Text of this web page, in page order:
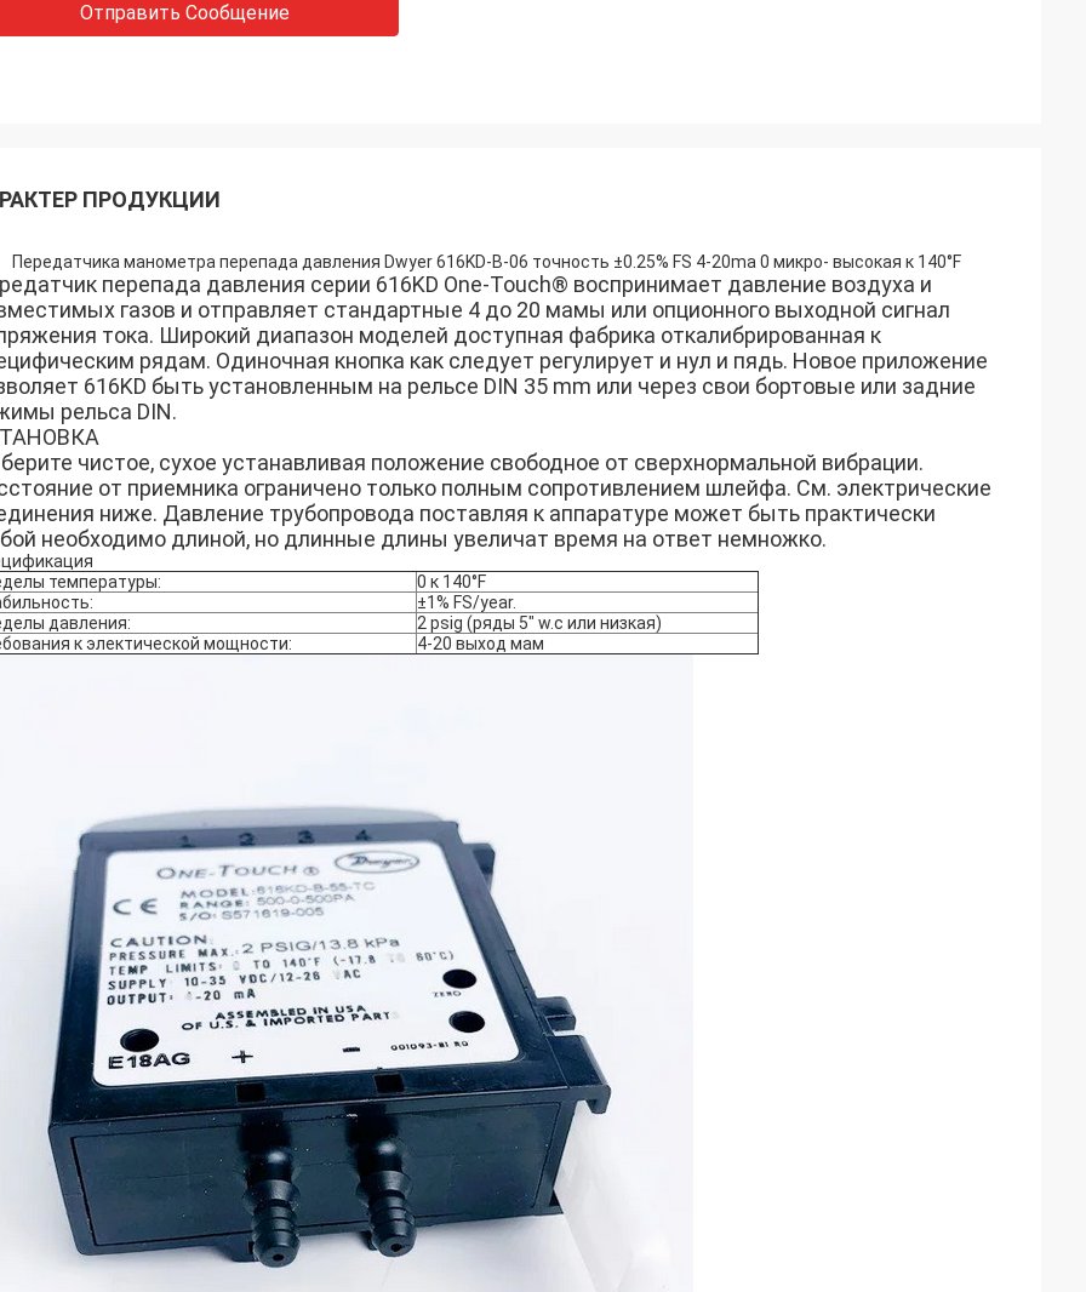
Отправить Сообщение
ПРОДУКЦИИ
Передатчика манометра перепада давления Dwyer 616KD-B-06 точность ±0.25% FS 4-20ma 0 микро- высокая к 140°F
перепада давления серии 616KD One-Touch® воспринимает давление воздуха и
газов и отправляет стандартные 4 до 20 мамы или опционного выходной сигнал
тока. Широкий диапазон моделей доступная фабрика откалибрированная к
рядам. Одиночная кнопка как следует регулирует и нул и пядь. Новое приложение
616KD быть установленным на рельсе DIN 35 mm или через свои бортовые или задние
рельса DIN.
чистое, сухое устанавливая положение свободное от сверхнормальной вибрации.
от приемника ограничено только полным сопротивлением шлейфа. См. электрические
ниже. Давление трубопровода поставляя к аппаратуре может быть практически
необходимо длиной, но длинные длины увеличат время на ответ немножко.
температуры:
0 к 140°F
±1% FS/year.
давления:
2 psig (ряды 5" w.c или низкая)
к электической мощности:
4-20 выход мам